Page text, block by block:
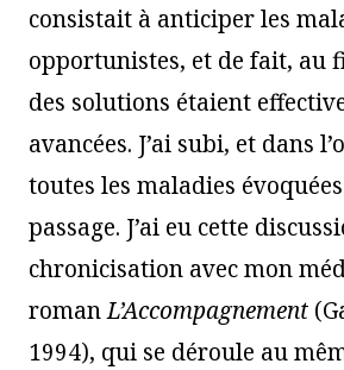
consistait à anticiper les
opportunistes, et de fait, au
des solutions étaient
avancées. J’ai subi, et dans
toutes les maladies
passage. J’ai eu cette
chronicisation avec mon
romanL’Accompagnement
1994), qui se déroule au